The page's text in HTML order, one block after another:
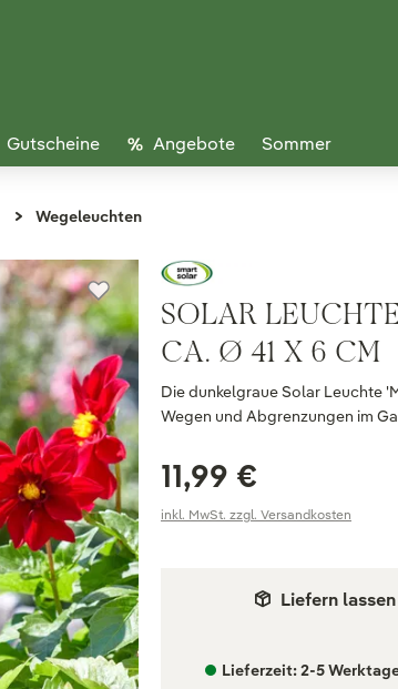
Gutscheine Angebote Sommer
Wegeleuchten
SOLAR
CA. Ø 41 X 6 CM
Die dunkelgraue Solar Leuchte
Wegen und Abgrenzungen im
11,99 €
inkl. MwSt. zzgl. Versandkosten
Liefern lassen
Lieferzeit: 2-5